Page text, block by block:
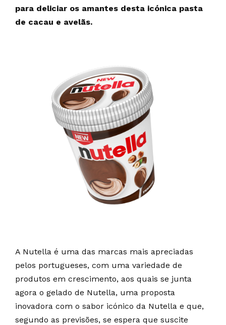
para deliciar os amantes desta icónica pasta
de cacau e avelãs.
A Nutella é uma das marcas mais apreciadas
pelos portugueses, com uma variedade de
produtos em crescimento, aos quais se junta
agora o gelado de Nutella, uma proposta
inovadora com o sabor icónico da Nutella e que,
segundo as previsões, se espera que suscite